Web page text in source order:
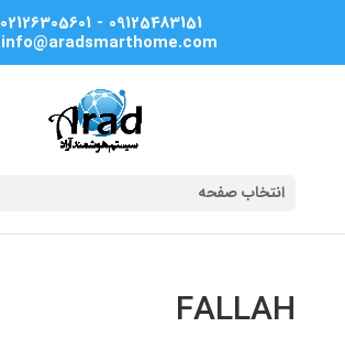
02126305601 - 09125483151
info@aradsmarthome.com
انتخاب صفحه
FALLAH